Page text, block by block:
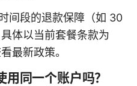
间段的退款保障（如 30
体以当前套餐条款为
最新政策。
同一个账户吗？